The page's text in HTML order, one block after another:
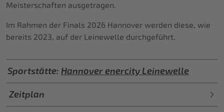
Meisterschaften ausgetragen.
Im Rahmen der Finals 2026 Hannover werden diese, wie
bereits 2023, auf der Leinewelle durchgeführt.
Sportstätte: Hannover enercity Leinewelle
Zeitplan